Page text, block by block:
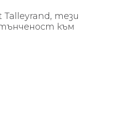
тези
към